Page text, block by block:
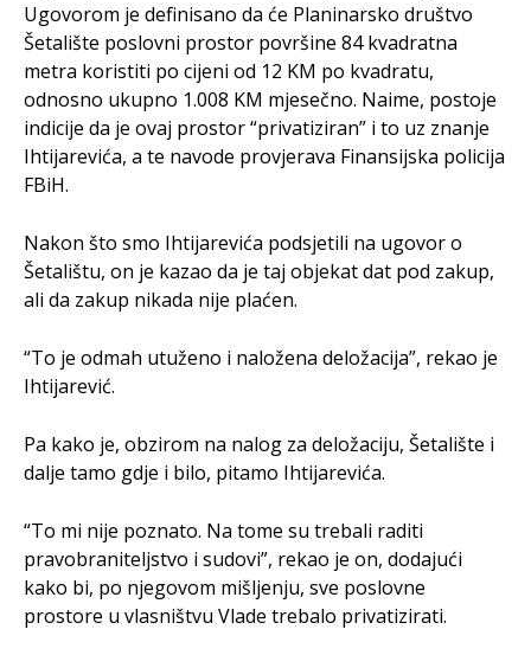
Ugovorom je definisano da će Planinarsko društvo
Šetalište poslovni prostor površine 84 kvadratna
metra koristiti po cijeni od 12 KM po kvadratu,
odnosno ukupno 1.008 KM mjesečno. Naime, postoje
indicije da je ovaj prostor “privatiziran” i to uz znanje
Ihtijarevića, a te navode provjerava Finansijska policija
FBiH.
Nakon što smo Ihtijarevića podsjetili na ugovor o
Šetalištu, on je kazao da je taj objekat dat pod zakup,
ali da zakup nikada nije plaćen.
“To je odmah utuženo i naložena deložacija”, rekao je
Ihtijarević.
Pa kako je, obzirom na nalog za deložaciju, Šetalište i
dalje tamo gdje i bilo, pitamo Ihtijarevića.
“To mi nije poznato. Na tome su trebali raditi
pravobraniteljstvo i sudovi”, rekao je on, dodajući
kako bi, po njegovom mišljenju, sve poslovne
prostore u vlasništvu Vlade trebalo privatizirati.